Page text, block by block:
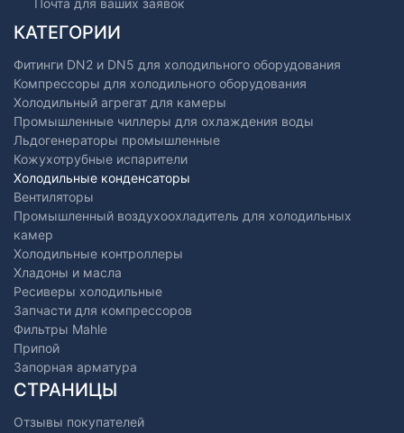
Почта для ваших заявок
КАТЕГОРИИ
Фитинги DN2 и DN5 для холодильного оборудования
Компрессоры для холодильного оборудования
Холодильный агрегат для камеры
Промышленные чиллеры для охлаждения воды
Льдогенераторы промышленные
Кожухотрубные испарители
Холодильные конденсаторы
Вентиляторы
Промышленный воздухоохладитель для холодильных
камер
Холодильные контроллеры
Хладоны и масла
Ресиверы холодильные
Запчасти для компрессоров
Фильтры Mahle
Припой
Запорная арматура
СТРАНИЦЫ
Отзывы покупателей